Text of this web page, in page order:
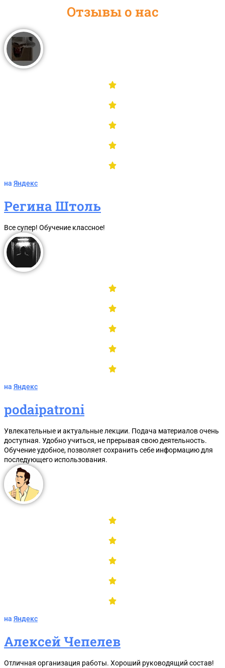
Отзывы о нас
на Яндекс
Регина Штоль
Все супер! Обучение классное!
на Яндекс
podaipatroni
Увлекательные и актуальные лекции. Подача материалов очень
доступная. Удобно учиться, не прерывая свою деятельность.
Обучение удобное, позволяет сохранить себе информацию для
последующего использования.
на Яндекс
Алексей Чепелев
Отличная организация работы. Хороший руководящий состав!